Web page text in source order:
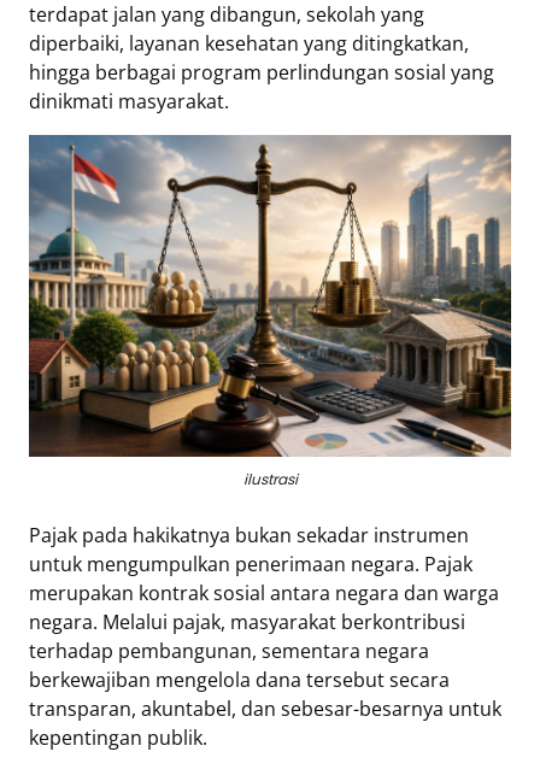
terdapat jalan yang dibangun, sekolah yang
diperbaiki, layanan kesehatan yang ditingkatkan,
hingga berbagai program perlindungan sosial yang
dinikmati masyarakat.
ilustrasi
Pajak pada hakikatnya bukan sekadar instrumen
untuk mengumpulkan penerimaan negara. Pajak
merupakan kontrak sosial antara negara dan warga
negara. Melalui pajak, masyarakat berkontribusi
terhadap pembangunan, sementara negara
berkewajiban mengelola dana tersebut secara
transparan, akuntabel, dan sebesar-besarnya untuk
kepentingan publik.
Network
Republika
Republika
ID
ihram.republika.co.id
rejabar.republika.co.id
repjogja.republika.co.id
Republika
IQRA
Do's
and
Dont's
Rules
Cara
Menjadi
Retizen